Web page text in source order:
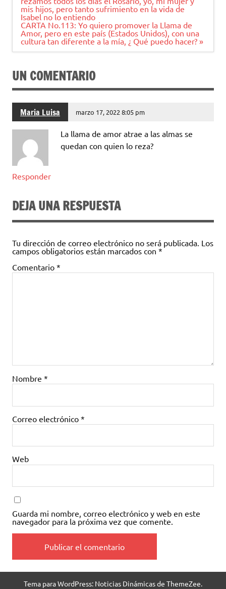
entradas
mis hijos, pero tanto sufrimiento en la vida de
Isabel no lo entiendo
CARTA No.113: Yo quiero promover la Llama de
Amor, pero en este país (Estados Unidos), con una
cultura tan diferente a la mía, ¿ Qué puedo hacer? »
UN COMENTARIO
Maria Luisa marzo 17, 2022 8:05 pm
La llama de amor atrae a las almas se
quedan con quien lo reza?
Responder
DEJA UNA RESPUESTA
Tu dirección de correo electrónico no será publicada. Los
campos obligatorios están marcados con *
Comentario *
Nombre *
Correo electrónico *
Web
Guarda mi nombre, correo electrónico y web en este
navegador para la próxima vez que comente.
Tema para WordPress: Noticias Dinámicas de ThemeZee.